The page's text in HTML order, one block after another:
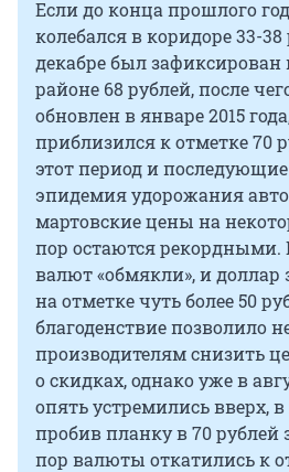
Если до конца прошлого
колебался в коридоре 33-38
декабре был
районе 68 рублей, после
обновлен в январе 2015
приблизился к отметке 70
этот период и
эпидемия удорожания
мартовские цены на
пор остаются рекордными.
валют «обмякли», и доллар
на отметке чуть более 50
благоденствие позволило
производителям снизить
о скидках, однако уже в
опять устремились вверх,
пробив планку в 70 рублей
пор валюты откатились к